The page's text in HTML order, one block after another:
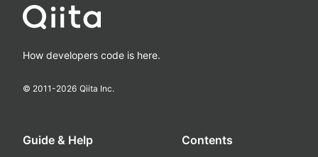
How developers code is here.
© 2011-2026 Qiita Inc.
Guide & Help Contents